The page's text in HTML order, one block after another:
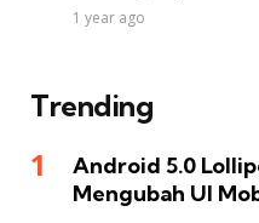
1 year ago
Trending
Android 5.0
Mengubah UI